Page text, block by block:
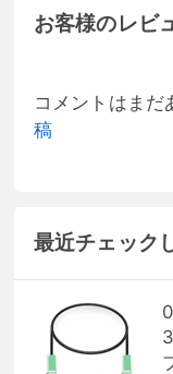
お客様のレビ
コメントはまだ
稿
最近チェック